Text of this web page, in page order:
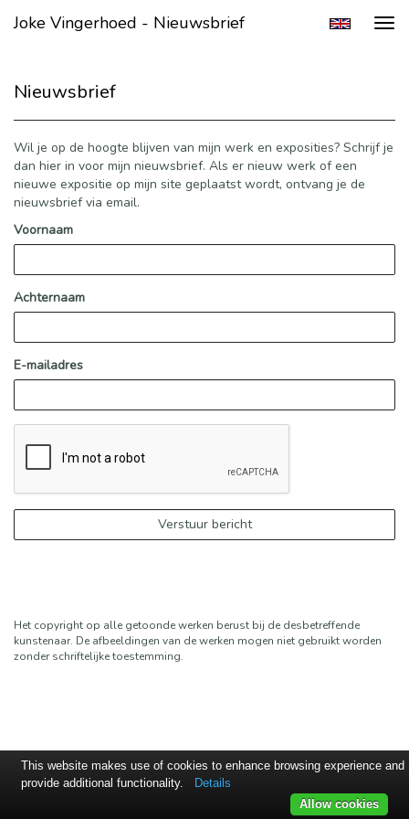
Joke Vingerhoed - Nieuwsbrief
Nieuwsbrief
Wil je op de hoogte blijven van mijn werk en exposities? Schrijf je
dan hier in voor mijn nieuwsbrief. Als er nieuw werk of een
nieuwe expositie op mijn site geplaatst wordt, ontvang je de
nieuwsbrief via email.
Voornaam
Achternaam
E-mailadres
Het copyright op alle getoonde werken berust bij de desbetreffende
kunstenaar. De afbeeldingen van de werken mogen niet gebruikt worden
zonder schriftelijke toestemming.
This website makes use of cookies to enhance browsing experience and
provide additional functionality.
Details
Allow cookies